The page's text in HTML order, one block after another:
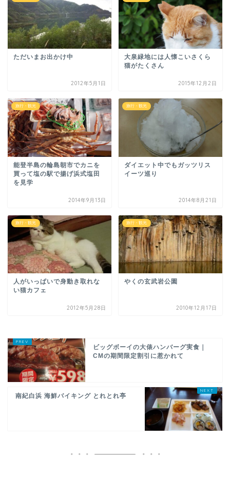
ただいまお出かけ中
2012年5月1日
大泉緑地には人懐こいさくら
猫がたくさん
2015年12月2日
旅行・観光
能登半島の輪島朝市でカニを
買って塩の駅で揚げ浜式塩田
を見学
2014年9月13日
旅行・観光
ダイエット中でもガッツリス
イーツ巡り
2014年8月21日
旅行・観光
人がいっぱいで身動き取れな
い猫カフェ
2012年5月28日
旅行・観光
やくの玄武岩公園
2010年12月17日
ビッグボーイの大俵ハンバーグ実食｜
CMの期間限定割引に惹かれて
南紀白浜 海鮮バイキング とれとれ亭